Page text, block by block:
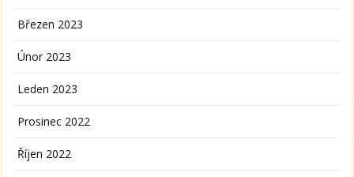
Březen 2023
Únor 2023
Leden 2023
Prosinec 2022
Říjen 2022